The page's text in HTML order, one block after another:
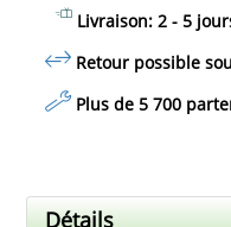
Livraison: 2 - 5
Retour possible
Plus de 5 700
Détails